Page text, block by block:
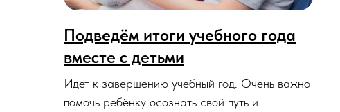
Подведём итоги учебного года
вместе с детьми
Идет к завершению учебный год. Очень важно
помочь ребёнку осознать свой путь и